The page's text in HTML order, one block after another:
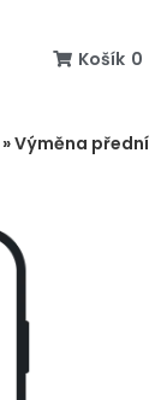
Košík 0
»Výměna přední